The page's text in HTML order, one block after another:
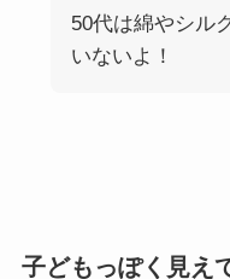
50代は綿やシル
いないよ！
子どもっぽく見え